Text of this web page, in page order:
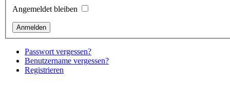
Angemeldet bleiben
Passwort vergessen?
Benutzername vergessen?
Registrieren